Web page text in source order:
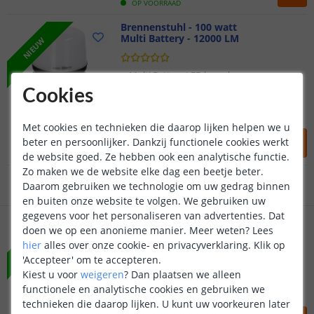
OP VOORRAAD
NIEUW
Brennenstuhl - 100 watt
Multi Battery - 12000 LM
OP VOORRAAD
249,-
Multi Battery LED bouwlamp
Klantbeoordeling 9.1
2 jaar garantie
Gratisverzending vanaf € 20,-
Klantbeoordeling 9.1
Voor 23:45 uur besteld,morgen in huis
NIEUW
Brennenstuhl - 50W
5800LM - Met statief
Verstelbaar statief tot 1.8M
50 Watt - 5800 Lumen
Koud Wit - 6500K
Cookies
Met cookies en technieken die daarop lijken helpen we u
beter en persoonlijker. Dankzij functionele cookies werkt
de website goed. Ze hebben ook een analytische functie.
Zo maken we de website elke dag een beetje beter.
Daarom gebruiken we technologie om uw gedrag binnen
en buiten onze website te volgen. We gebruiken uw
gegevens voor het personaliseren van advertenties. Dat
doen we op een anonieme manier. Meer weten? Lees
hier alles over onze cookie- en privacyverklaring. Klik op
'Accepteer' om te accepteren.
Kiest u voor weigeren? Dan plaatsen we alleen
functionele en analytische cookies en gebruiken we
technieken die daarop lijken. U kunt uw voorkeuren later